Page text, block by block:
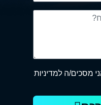
מסכים/ה למדיניות